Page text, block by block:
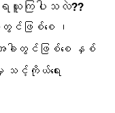
ယူကြပါသလဲ??
တွင်ဖြစ်စေ ၊
အခါတွင်ဖြစ်စေ နှစ်
သင့်ကိုယ်ရေး